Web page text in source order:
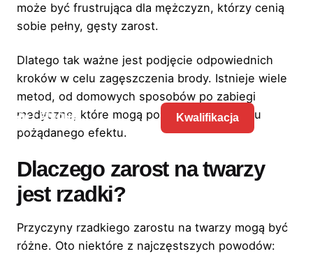
Kwalifikacja
może być frustrująca dla mężczyzn, którzy cenią
sobie pełny, gęsty zarost.
Dlatego tak ważne jest podjęcie odpowiednich
kroków w celu zagęszczenia brody. Istnieje wiele
metod, od domowych sposobów po zabiegi
medyczne, które mogą pomóc w osiągnięciu
pożądanego efektu.
Dlaczego zarost na twarzy
jest rzadki?
Przyczyny rzadkiego zarostu na twarzy mogą być
różne. Oto niektóre z najczęstszych powodów: